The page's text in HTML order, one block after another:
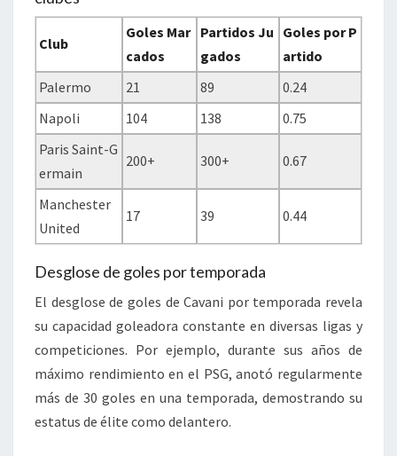
Club
Goles Mar
cados
Partidos Ju
gados
Goles por P
artido
Palermo
21 89
0.24
Napoli
104 138
0.75
Paris Saint-G
ermain
200+ 300+ 0.67
Manchester
United
17 39 0.44
Desglose de goles por temporada
El desglose de goles de Cavani por temporada revela
su capacidad goleadora constante en diversas ligas y
competiciones. Por ejemplo, durante sus años de
máximo rendimiento en el PSG, anotó regularmente
más de 30 goles en una temporada, demostrando su
estatus de élite como delantero.